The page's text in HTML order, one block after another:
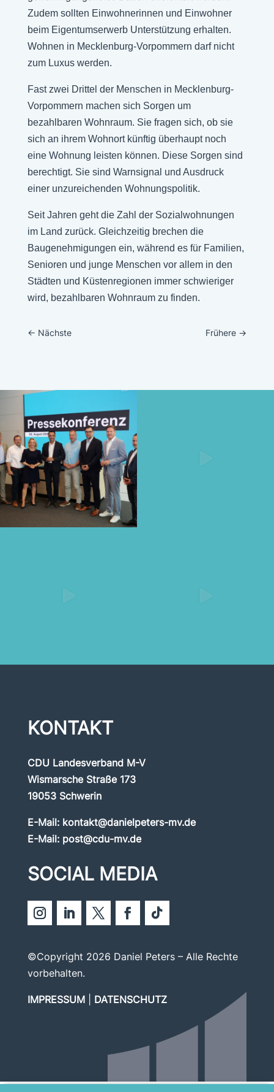
Zudem sollten Einwohnerinnen und Einwohner
beim Eigentumserwerb Unterstützung erhalten.
Wohnen in Mecklenburg-Vorpommern darf nicht
zum Luxus werden.
Fast zwei Drittel der Menschen in Mecklenburg-
Vorpommern machen sich Sorgen um
bezahlbaren Wohnraum. Sie fragen sich, ob sie
sich an ihrem Wohnort künftig überhaupt noch
eine Wohnung leisten können. Diese Sorgen sind
berechtigt. Sie sind Warnsignal und Ausdruck
einer unzureichenden Wohnungspolitik.
Seit Jahren geht die Zahl der Sozialwohnungen
im Land zurück. Gleichzeitig brechen die
Baugenehmigungen ein, während es für Familien,
Senioren und junge Menschen vor allem in den
Städten und Küstenregionen immer schwieriger
wird, bezahlbaren Wohnraum zu finden.
← Nächste Frühere →
KONTAKT
CDU Landesverband M-V
Wismarsche Straße 173
19053 Schwerin
E-Mail: kontakt@danielpeters-mv.de
E-Mail: post@cdu-mv.de
SOCIAL MEDIA
©Copyright 2026 Daniel Peters – Alle Rechte
vorbehalten.
IMPRESSUM| DATENSCHUTZ